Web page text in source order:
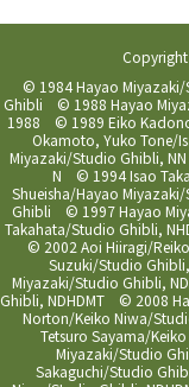
© 1984 Hayao
Ghibli © 1988 Hayao
1988 © 1989 Eiko
Okamoto, Yuko Tone/
Miyazaki/Studio Ghibli,
N © 1994 Isao
Shueisha/Hayao
Ghibli © 1997 Hayao
Takahata/Studio Ghibli,
© 2002 Aoi Hiiragi/
Suzuki/Studio
Miyazaki/Studio Ghibli,
Ghibli, NDHDMT © 2008
Norton/Keiko Niwa/
Tetsuro Sayama/
Miyazaki/Studio
Sakaguchi/Studio